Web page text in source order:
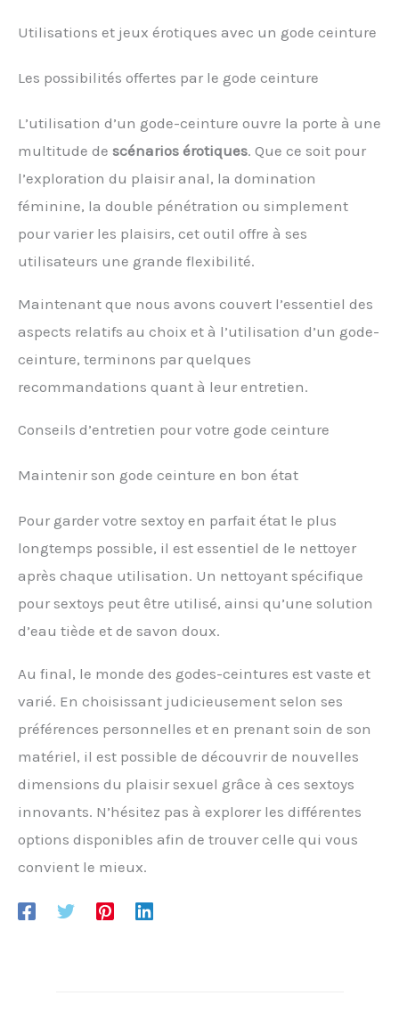
Utilisations et jeux érotiques avec un gode ceinture
Les possibilités offertes par le gode ceinture
L’utilisation d’un gode-ceinture ouvre la porte à une
multitude de scénarios érotiques. Que ce soit pour
l’exploration du plaisir anal, la domination
féminine, la double pénétration ou simplement
pour varier les plaisirs, cet outil offre à ses
utilisateurs une grande flexibilité.
Maintenant que nous avons couvert l’essentiel des
aspects relatifs au choix et à l’utilisation d’un gode-
ceinture, terminons par quelques
recommandations quant à leur entretien.
Conseils d’entretien pour votre gode ceinture
Maintenir son gode ceinture en bon état
Pour garder votre sextoy en parfait état le plus
longtemps possible, il est essentiel de le nettoyer
après chaque utilisation. Un nettoyant spécifique
pour sextoys peut être utilisé, ainsi qu’une solution
d’eau tiède et de savon doux.
Au final, le monde des godes-ceintures est vaste et
varié. En choisissant judicieusement selon ses
préférences personnelles et en prenant soin de son
matériel, il est possible de découvrir de nouvelles
dimensions du plaisir sexuel grâce à ces sextoys
innovants. N’hésitez pas à explorer les différentes
options disponibles afin de trouver celle qui vous
convient le mieux.